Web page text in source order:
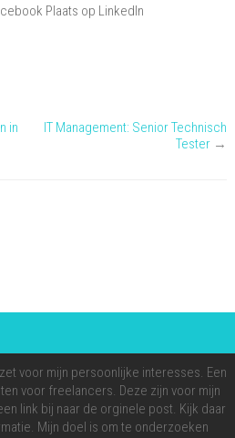
Plaats op LinkedIn
in
IT Management: Senior Technisch
Tester →
voor mijn persoonlijke interesses. Een
voor freelancers. Deze zijn voor mijn
link bij naar de orginele post. Kijk daar
Mijn doel is om te onderzoeken